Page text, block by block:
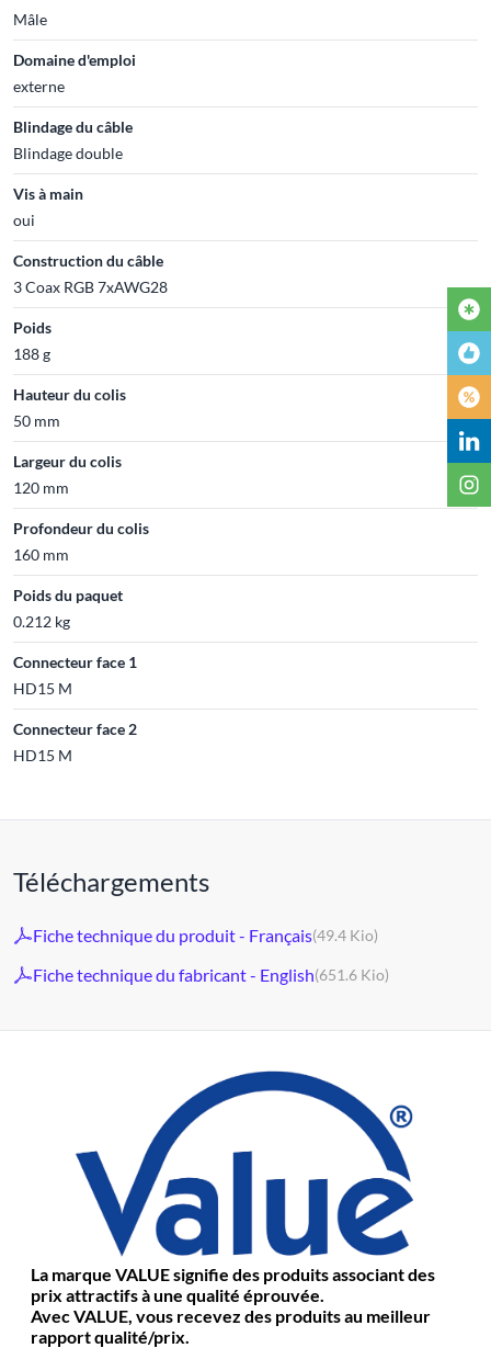
Mâle
Domaine d'emploi
externe
Blindage du câble
Blindage double
Vis à main
oui
Construction du câble
3 Coax RGB 7xAWG28
Poids
188 g
Hauteur du colis
50 mm
Largeur du colis
120 mm
Profondeur du colis
160 mm
Poids du paquet
0.212 kg
Connecteur face 1
HD15 M
Connecteur face 2
HD15 M
Téléchargements
Fiche technique du produit - Français(49.4 Kio)
Fiche technique du fabricant - English(651.6 Kio)
La marque VALUE signifie des produits associant des
prix attractifs à une qualité éprouvée.
Avec VALUE, vous recevez des produits au meilleur
rapport qualité/prix.